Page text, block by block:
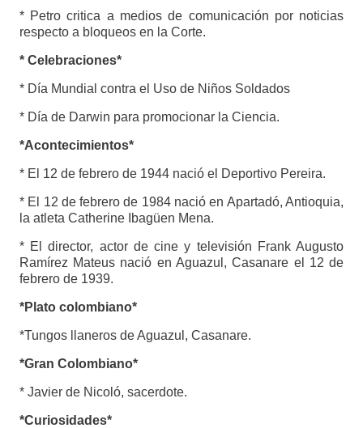
* Petro critica a medios de comunicación por noticias
respecto a bloqueos en la Corte.
* Celebraciones*
* Día Mundial contra el Uso de Niños Soldados
* Día de Darwin para promocionar la Ciencia.
*Acontecimientos*
* El 12 de febrero de 1944 nació el Deportivo Pereira.
* El 12 de febrero de 1984 nació en Apartadó, Antioquia,
la atleta Catherine Ibagüen Mena.
* El director, actor de cine y televisión Frank Augusto
Ramírez Mateus nació en Aguazul, Casanare el 12 de
febrero de 1939.
*Plato colombiano*
*Tungos llaneros de Aguazul, Casanare.
*Gran Colombiano*
* Javier de Nicoló, sacerdote.
*Curiosidades*